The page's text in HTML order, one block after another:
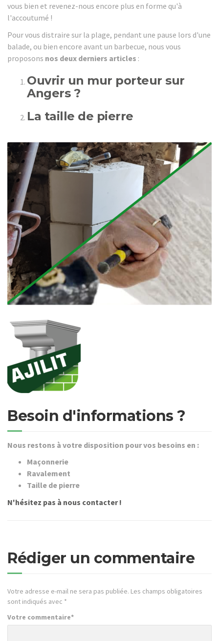
vous bien et revenez-nous encore plus en forme qu'à
l'accoutumé !
Pour vous distraire sur la plage, pendant une pause lors d'une
balade, ou bien encore avant un barbecue, nous vous
proposons nos deux derniers articles :
Ouvrir un mur porteur sur
Angers ?
La taille de pierre
Besoin d'informations ?
Nous restons à votre disposition pour vos besoins en :
Maçonnerie
Ravalement
Taille de pierre
N'hésitez pas à nous contacter !
Rédiger un commentaire
Votre adresse e-mail ne sera pas publiée. Les champs obligatoires
sont indiqués avec *
Votre commentaire*